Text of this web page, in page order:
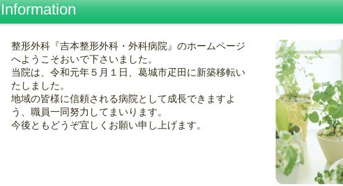
Information
整形外科『吉本整形外科・外科病院』のホームページ
へようこそおいで下さいました。
当院は、令和元年５月１日、葛城市疋田に新築移転い
たしました。
地域の皆様に信頼される病院として成長できますよ
う、職員一同努力してまいります。
今後ともどうぞ宜しくお願い申し上げます。